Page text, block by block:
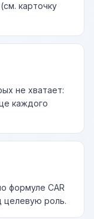
карточку
не хватает:
каждого
формуле CAR
целевую роль.